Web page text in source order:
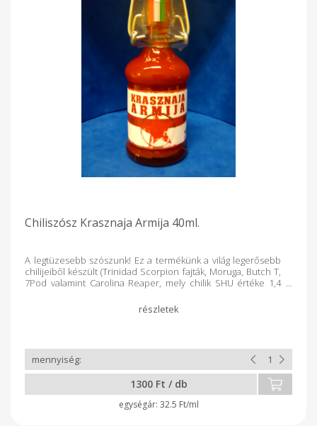
Chiliszósz Krasznaja Armija 40ml.
A legtüzesebb szószunk! Ez a termékünk a világ legerősebb
chilijeiből készült (Trinidad Scorpion fajták, Moruga, Butch T,
7Pod valamint Carolina Reaper, mely chilik SHU értéke 1,4
alkalmazható sütésnél, főzésnél, pácok készítésénél. Utólag
is ízesíthetünk vele sülteket, pizzát, melegszendvicset.
1300 Ft / db
32.5 Ft/ml